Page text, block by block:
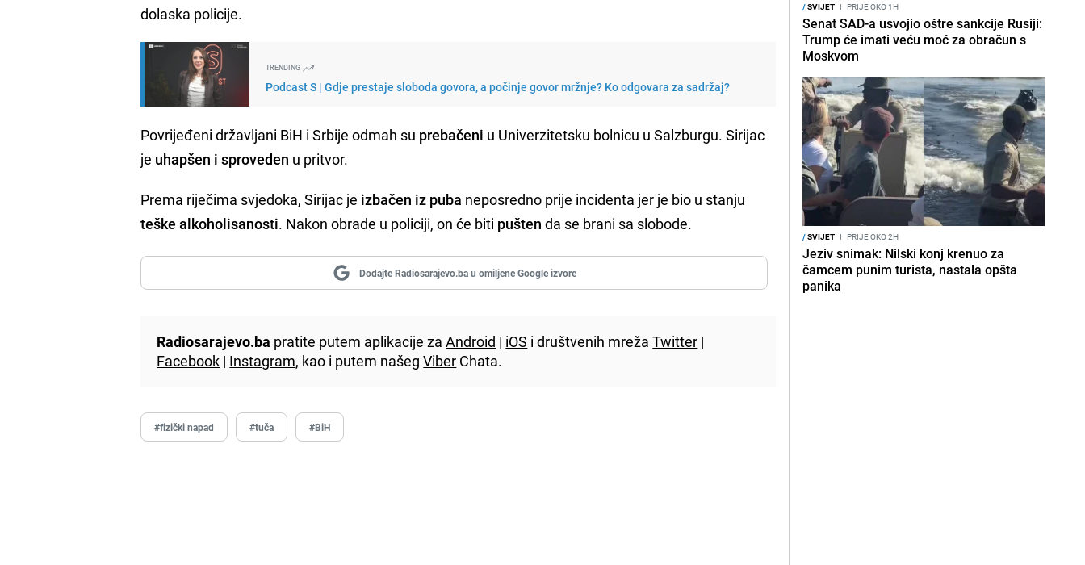
dolaska policije.
TRENDING
Podcast S | Gdje prestaje sloboda govora, a počinje govor mržnje? Ko odgovara za sadržaj?
Povrijeđeni državljani BiH i Srbije odmah su prebačeni u Univerzitetsku bolnicu u Salzburgu. Sirijac
je uhapšen i sproveden u pritvor.
Prema riječima svjedoka, Sirijac je izbačen iz puba neposredno prije incidenta jer je bio u stanju
teške alkoholisanosti. Nakon obrade u policiji, on će biti pušten da se brani sa slobode.
Dodajte Radiosarajevo.ba u omiljene Google izvore
Radiosarajevo.ba pratite putem aplikacije zaAndroid | iOS i društvenih mrežaTwitter |
Facebook | Instagram, kao i putem našegViber Chata.
#fizički napad #tuča #BiH
/SVIJET I PRIJE OKO 1H
Senat SAD-a usvojio oštre sankcije Rusiji:
Trump će imati veću moć za obračun s
Moskvom
/SVIJET I PRIJE OKO 2H
Jeziv snimak: Nilski konj krenuo za
čamcem punim turista, nastala opšta
panika